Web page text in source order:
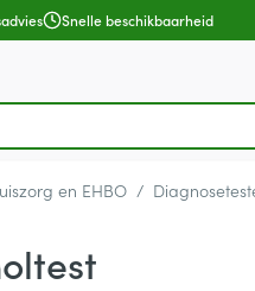
Snelle beschikbaarheid
categorie...
en EHBO /